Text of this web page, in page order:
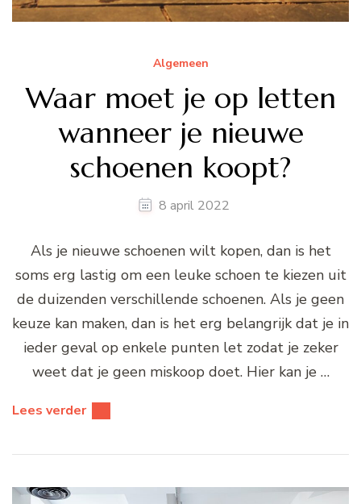
Algemeen
Waar moet je op letten
wanneer je nieuwe
schoenen koopt?
8 april 2022
Als je nieuwe schoenen wilt kopen, dan is het
soms erg lastig om een leuke schoen te kiezen uit
de duizenden verschillende schoenen. Als je geen
keuze kan maken, dan is het erg belangrijk dat je in
ieder geval op enkele punten let zodat je zeker
weet dat je geen miskoop doet. Hier kan je …
Lees verder